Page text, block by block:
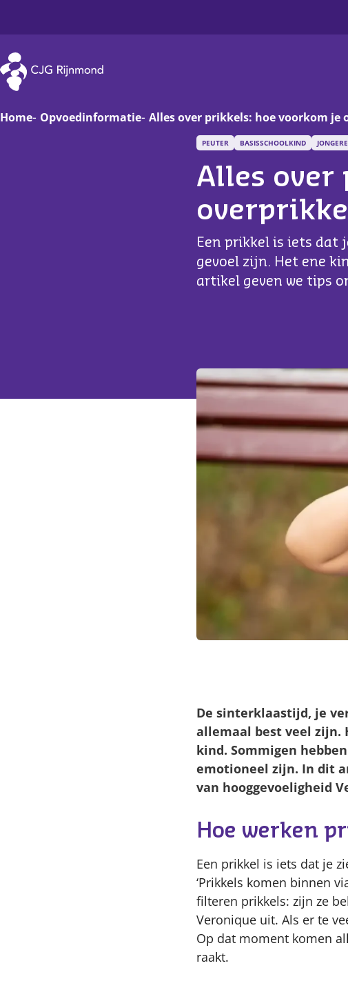
CJG Rijnmond
Basisschoolkind
Handige
Home Opvoedinformatie Alles over prikkels: hoe voorkom je
PEUTER BASISSCHOOLKIND JONGERE
Alles over
Een prikkel is iets dat
gevoel zijn. Het ene
artikel geven we tips
De sinterklaastijd, je
allemaal best veel zijn.
kind. Sommigen
emotioneel zijn. In dit
van hooggevoeligheid
Hoe werken
Een prikkel is iets dat je
‘Prikkels komen binnen
filteren prikkels: zijn ze
Veronique uit. Als er te
Op dat moment komen
raakt.